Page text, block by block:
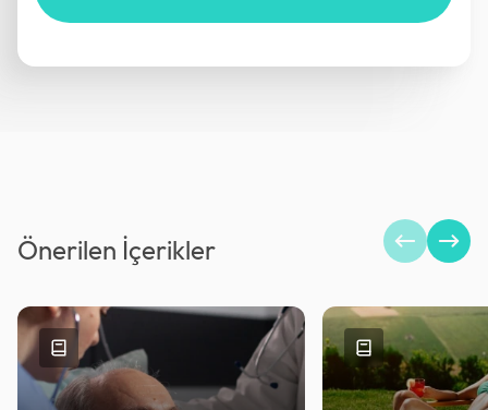
Önerilen İçerikler